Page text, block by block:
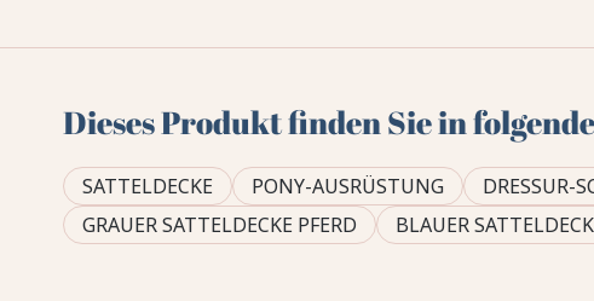
Dieses Produkt finden Sie in
SATTELDECKE PONY-AUSRÜSTUNG DRESSUR-
GRAUER SATTELDECKE PFERD
BLAUER